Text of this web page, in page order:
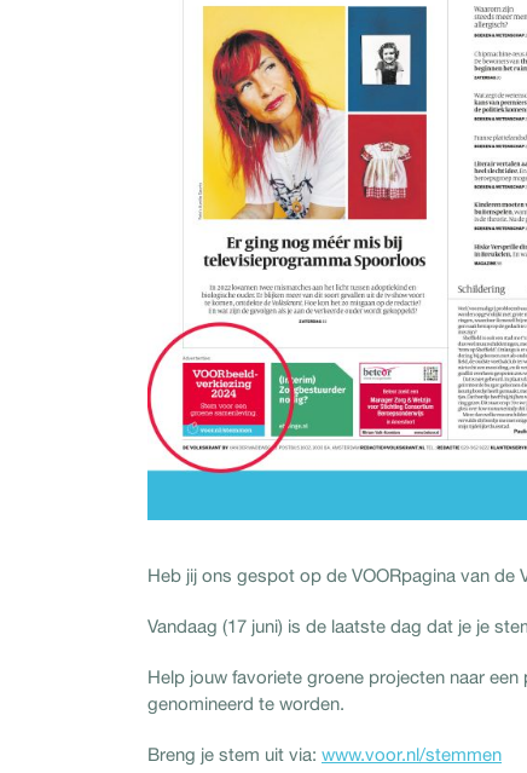
Heb jij ons gespot op de VOORpagina van de
Vandaag (17 juni) is de laatste dag dat je je
Help jouw favoriete groene projecten naar
genomineerd te worden.
Breng je stem uit via: www.voor.nl/stemmen